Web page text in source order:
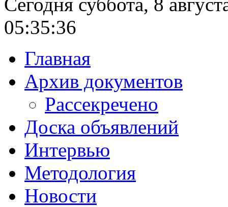
05:35:37
Главная
Архив документов
Рассекречено
Доска объявлений
Интервью
Методология
Новости